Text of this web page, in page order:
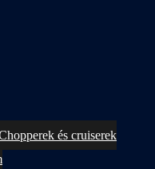
és cruiserek